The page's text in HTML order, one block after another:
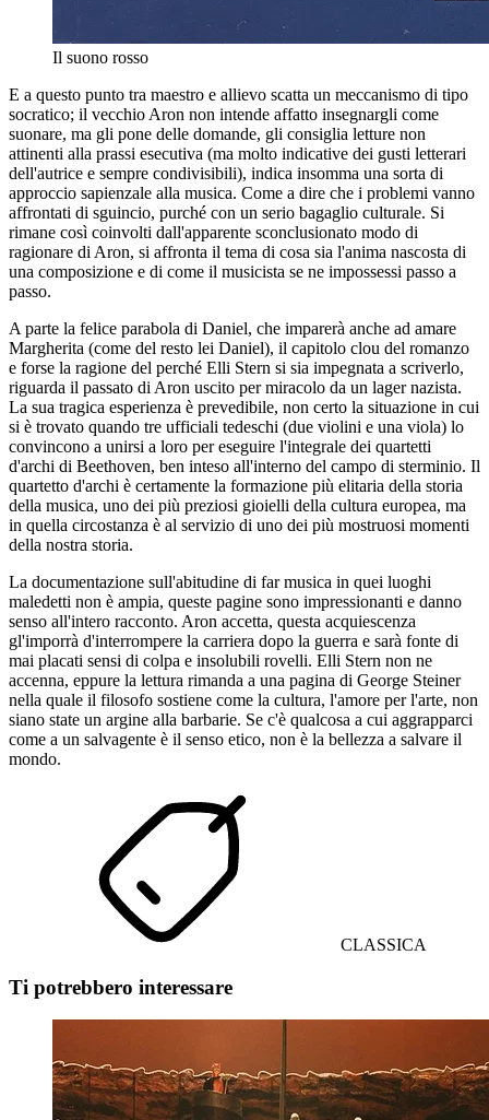
Il suono rosso
E a questo punto tra maestro e allievo scatta un meccanismo di tipo
socratico; il vecchio Aron non intende affatto insegnargli come
suonare, ma gli pone delle domande, gli consiglia letture non
attinenti alla prassi esecutiva (ma molto indicative dei gusti letterari
dell'autrice e sempre condivisibili), indica insomma una sorta di
approccio sapienzale alla musica. Come a dire che i problemi vanno
affrontati di sguincio, purché con un serio bagaglio culturale. Si
rimane così coinvolti dall'apparente sconclusionato modo di
ragionare di Aron, si affronta il tema di cosa sia l'anima nascosta di
una composizione e di come il musicista se ne impossessi passo a
passo.
A parte la felice parabola di Daniel, che imparerà anche ad amare
Margherita (come del resto lei Daniel), il capitolo clou del romanzo
e forse la ragione del perché Elli Stern si sia impegnata a scriverlo,
riguarda il passato di Aron uscito per miracolo da un lager nazista.
La sua tragica esperienza è prevedibile, non certo la situazione in cui
si è trovato quando tre ufficiali tedeschi (due violini e una viola) lo
convincono a unirsi a loro per eseguire l'integrale dei quartetti
d'archi di Beethoven, ben inteso all'interno del campo di sterminio. Il
quartetto d'archi è certamente la formazione più elitaria della storia
della musica, uno dei più preziosi gioielli della cultura europea, ma
in quella circostanza è al servizio di uno dei più mostruosi momenti
della nostra storia.
La documentazione sull'abitudine di far musica in quei luoghi
maledetti non è ampia, queste pagine sono impressionanti e danno
senso all'intero racconto. Aron accetta, questa acquiescenza
gl'imporrà d'interrompere la carriera dopo la guerra e sarà fonte di
mai placati sensi di colpa e insolubili rovelli. Elli Stern non ne
accenna, eppure la lettura rimanda a una pagina di George Steiner
nella quale il filosofo sostiene come la cultura, l'amore per l'arte, non
siano state un argine alla barbarie. Se c'è qualcosa a cui aggrapparci
come a un salvagente è il senso etico, non è la bellezza a salvare il
mondo.
CLASSICA
Ti potrebbero interessare